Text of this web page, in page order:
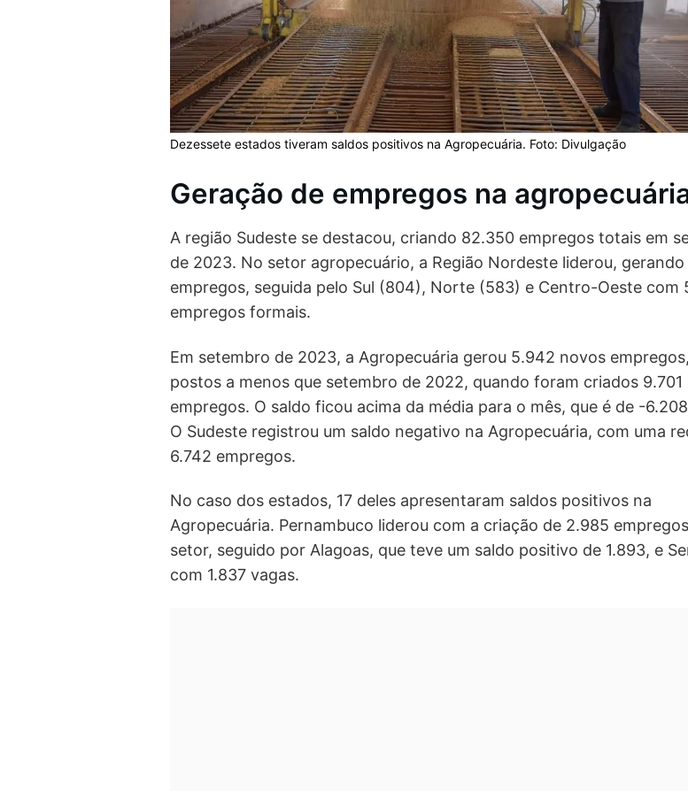
Dezessete estados tiveram saldos positivos na Agropecuária. Foto: Divulgação
Geração de empregos na
A região Sudeste se destacou, criando 82.350 empregos totais em
de 2023. No setor agropecuário, a Região Nordeste liderou, gerando
empregos, seguida pelo Sul (804), Norte (583) e Centro-Oeste com
empregos formais.
Em setembro de 2023, a Agropecuária gerou 5.942 novos
postos a menos que setembro de 2022, quando foram criados 9.701
empregos. O saldo ficou acima da média para o mês, que é de -
O Sudeste registrou um saldo negativo na Agropecuária, com uma
6.742 empregos.
No caso dos estados, 17 deles apresentaram saldos positivos na
Agropecuária. Pernambuco liderou com a criação de 2.985
setor, seguido por Alagoas, que teve um saldo positivo de 1.893, e
com 1.837 vagas.